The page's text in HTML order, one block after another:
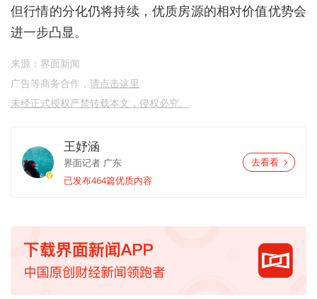
但行情的分化仍将持续，优质房源的相对价值优势会
进一步凸显。
来源：界面新闻
广告等商务合作， 请点击这里
未经正式授权严禁转载本文，侵权必究。
王妤涵
界面记者 广东
已发布464篇优质内容
去看看